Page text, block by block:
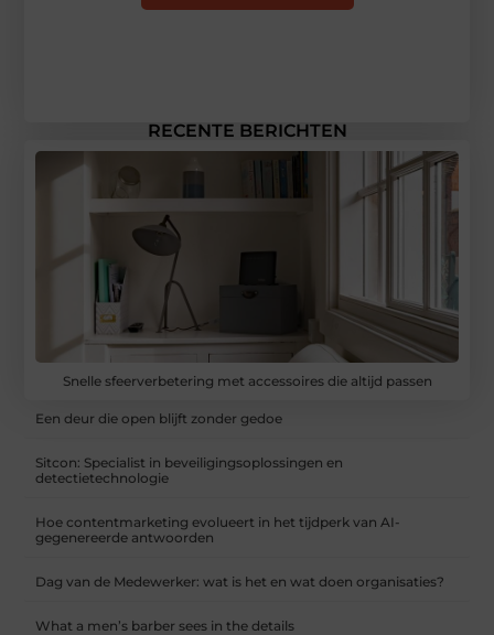
RECENTE BERICHTEN
Snelle sfeerverbetering met accessoires die altijd passen
Een deur die open blijft zonder gedoe
Sitcon: Specialist in beveiligingsoplossingen en
detectietechnologie
Hoe contentmarketing evolueert in het tijdperk van AI-
gegenereerde antwoorden
Dag van de Medewerker: wat is het en wat doen organisaties?
What a men’s barber sees in the details